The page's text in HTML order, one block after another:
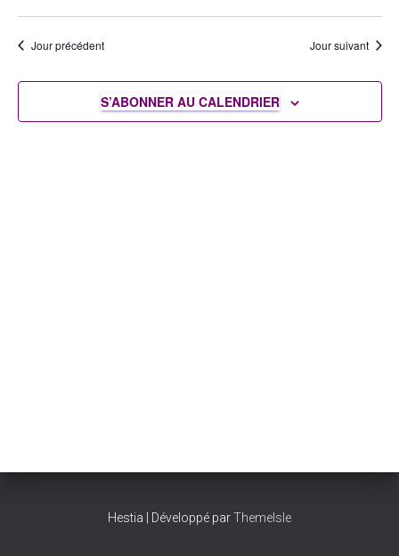
2024
Jour précédent Jour suivant
S’ABONNER AU CALENDRIER
Hestia | Développé parThemeIsle